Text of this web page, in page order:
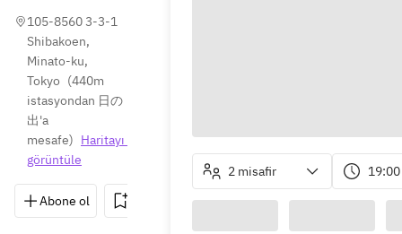
105-8560 3-3-1
Shibakoen,
Minato-ku,
Tokyo (440m
istasyondan 日の
出'a
mesafe) Haritayı
görüntüle
Abone ol Paylaş Yönler 03-
2 misafir 19:00